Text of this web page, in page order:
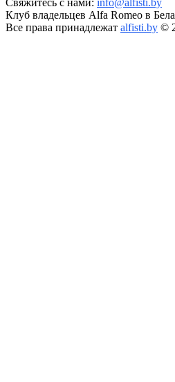
Клуб владельцев Alfa Romeo в
Все права принадлежат alfisti.by ©